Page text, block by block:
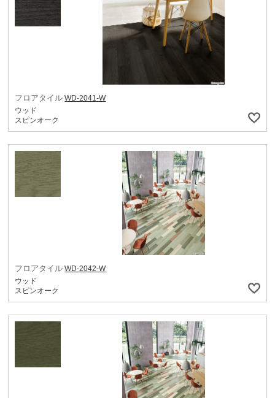
フロアタイル WD-2041-W
ウッド
スピンオーク
フロアタイル WD-2042-W
ウッド
スピンオーク